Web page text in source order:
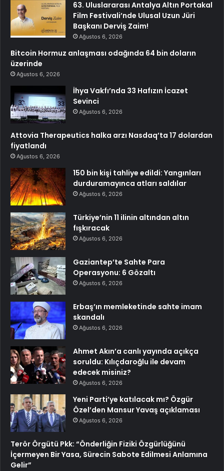
63. Uluslararası Antalya Altın Portakal
Film Festivali’nde Ulusal Uzun Jüri
Başkanı Derviş Zaim!
Ağustos 6, 2026
Bitcoin Hormuz anlaşması odağında 64 bin doların
üzerinde
Ağustos 6, 2026
İhya Vakfı’nda 33 Hafızın İcazet
Sevinci
Ağustos 6, 2026
Attovia Therapeutics halka arzı Nasdaq’ta 17 dolardan
fiyatlandı
Ağustos 6, 2026
150 bin kişi tahliye edildi: Yangınları
durduramayınca atları saldılar
Ağustos 6, 2026
Türkiye’nin 11 ilinin altından altın
fışkıracak
Ağustos 6, 2026
Gaziantep’te Sahte Para
Operasyonu: 6 Gözaltı
Ağustos 6, 2026
Erbaş’ın memleketinde sahte imam
skandalı
Ağustos 6, 2026
Ahmet Akın’a canlı yayında açıkça
soruldu: Kılıçdaroğlu ile devam
edecek misiniz?
Ağustos 6, 2026
Yeni Parti’ye katılacak mı? Özgür
Özel’den Mansur Yavaş açıklaması
Ağustos 6, 2026
Terör Örgütü Pkk: “Önderliğin Fiziki Özgürlüğünü
İçermeyen Bir Yasa, Sürecin Sabote Edilmesi Anlamına
Gelir”